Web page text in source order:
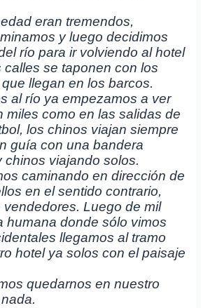
eran tremendos,
y luego decidimos
río para ir volviendo al hotel
calles se taponen con los
llegan en los barcos.
al río ya empezamos a ver
miles como en las salidas de
los chinos viajan siempre
guía con una bandera
chinos viajando solos.
caminando en dirección de
en el sentido contrario,
Luego de mil
humana donde sólo vimos
llegamos al tramo
hotel ya solos con el paisaje
quedarnos en nuestro